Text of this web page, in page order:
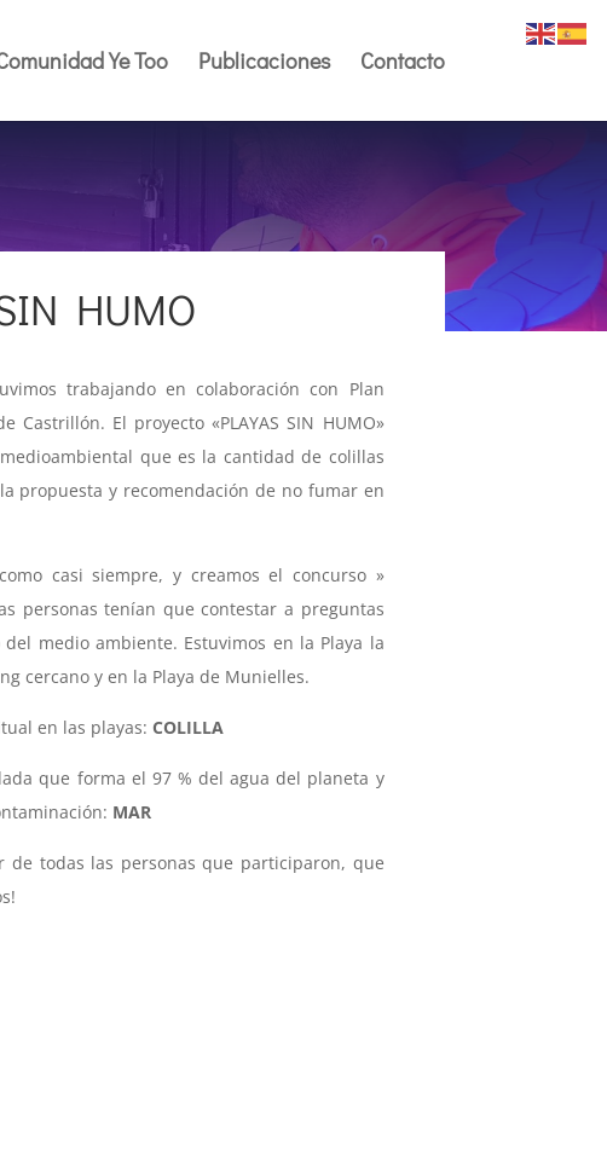
Ye Too Publicaciones Contacto
HUMO
trabajando en colaboración con Plan
El proyecto «PLAYAS SIN HUMO»
que es la cantidad de colillas
propuesta y recomendación de no fumar en
casi siempre, y creamos el concurso »
personas tenían que contestar a preguntas
medio ambiente. Estuvimos en la Playa la
cercano y en la Playa de Munielles.
en las playas: COLILLA
que forma el 97 % del agua del planeta y
MAR
de todas las personas que participaron, que